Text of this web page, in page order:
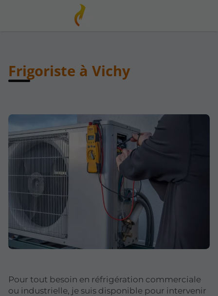
Frigoriste à Vichy
Pour tout besoin en réfrigération commerciale
ou industrielle, je suis disponible pour intervenir